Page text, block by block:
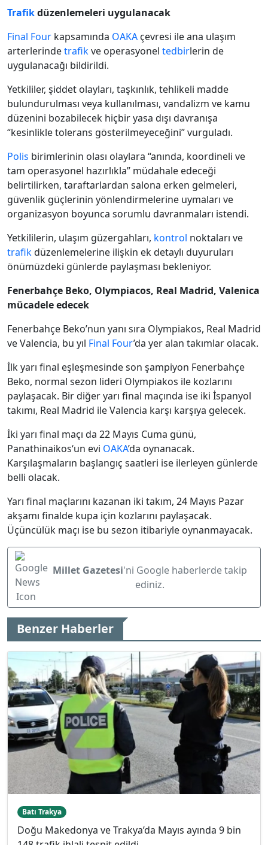
Trafikdüzenlemeleri uygulanacak
Final Four kapsamında OAKA çevresi ile ana ulaşım
arterlerindetrafikve operasyonel tedbirlerin de
uygulanacağı bildirildi.
Yetkililer, şiddet olayları, taşkınlık, tehlikeli madde
bulundurulması veya kullanılması, vandalizm ve kamu
düzenini bozabilecek hiçbir yasa dışı davranışa
“kesinlikle tolerans gösterilmeyeceğini” vurguladı.
Polis birimlerinin olası olaylara “anında, koordineli ve
tam operasyonel hazırlıkla” müdahale edeceği
belirtilirken, taraftarlardan salona erken gelmeleri,
güvenlik güçlerinin yönlendirmelerine uymaları ve
organizasyon boyunca sorumlu davranmaları istendi.
Yetkililerin, ulaşım güzergahları, kontrol noktaları ve
trafikdüzenlemelerine ilişkin ek detaylı duyuruları
önümüzdeki günlerde paylaşması bekleniyor.
Fenerbahçe Beko, Olympiacos, Real Madrid, Valenica
mücadele edecek
Fenerbahçe Beko’nun yanı sıra Olympiakos, Real Madrid
ve Valencia, bu yıl Final Four’da yer alan takımlar olacak.
İlk yarı final eşleşmesinde son şampiyon Fenerbahçe
Beko, normal sezon lideri Olympiakos ile kozlarını
paylaşacak. Bir diğer yarı final maçında ise iki İspanyol
takımı, Real Madrid ile Valencia karşı karşıya gelecek.
İki yarı final maçı da 22 Mayıs Cuma günü,
Panathinaikos‘un evi OAKA’da oynanacak.
Karşılaşmaların başlangıç saatleri ise ilerleyen günlerde
belli olacak.
Yarı final maçlarını kazanan iki takım, 24 Mayıs Pazar
akşamı finalde kupa için kozlarını paylaşacak.
Üçüncülük maçı ise bu sezon itibariyle oynanmayacak.
Millet Gazetesi'ni Google haberlerde takip
ediniz.
Benzer Haberler
Batı Trakya
Doğu Makedonya ve Trakya’da Mayıs ayında 9 bin